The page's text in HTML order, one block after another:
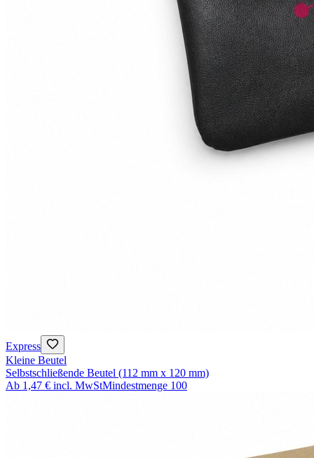
Express
Kleine Beutel
Selbstschließende Beutel (112 mm x 120 mm)
Ab 1,47 € incl. MwStMindestmenge 100